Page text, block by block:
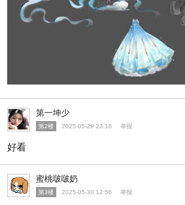
第一坤少
第2楼 2025-05-29 23:18 举报
好看
蜜桃啵啵奶
第3楼 2025-05-30 12:56 举报